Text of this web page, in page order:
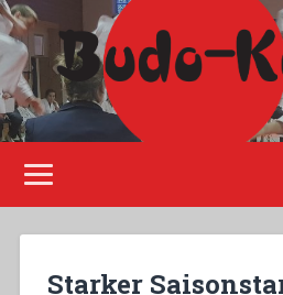
Please disable Adblock!
Starker